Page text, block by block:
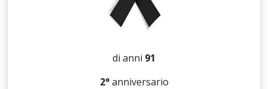
di anni 91
2°anniversario